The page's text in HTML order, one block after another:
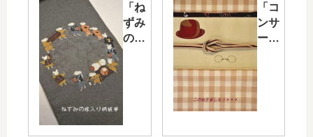
「ね
ずみ
の嫁
「コ
ンサ
ート
に連
れて
行っ
て」
コー